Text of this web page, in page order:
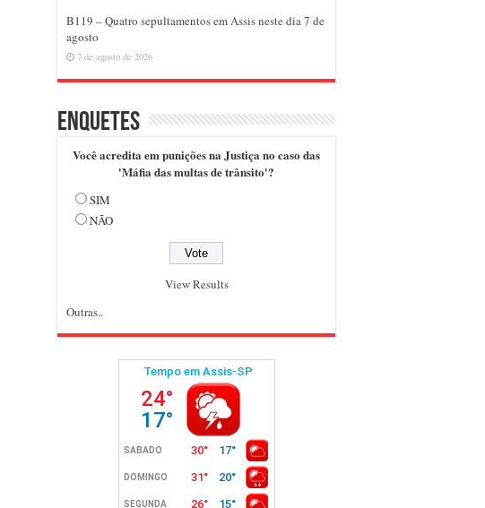
B119 – Quatro sepultamentos em Assis neste dia 7 de
agosto
7 de agosto de 2026
Enquetes
Você acredita em punições na Justiça no caso das
'Máfia das multas de trânsito'?
SIM
NÃO
View Results
Outras..